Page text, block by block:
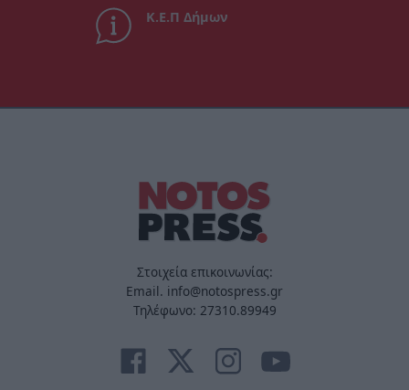
Κ.Ε.Π Δήμων
Στοιχεία επικοινωνίας:
Email. info@notospress.gr
Τηλέφωνο: 27310.89949